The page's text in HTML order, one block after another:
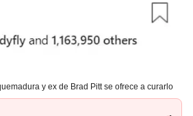
y ex de Brad Pitt se ofrece a curarlo